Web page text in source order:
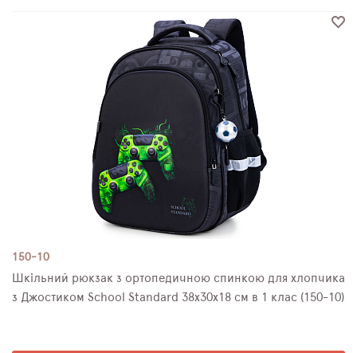
150-10
Шкільний рюкзак з ортопедичною спинкою для хлопчика
з Джостиком School Standard 38х30х18 см в 1 клас (150-10)